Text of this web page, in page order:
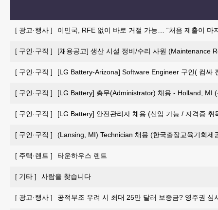
[ 광고·행사 ] 이민국, RFE 없이 바로 거절 가능… “처음 제출이 마
[ 구인·구직 ] [채용공고] 생산 시설 정비/수리 사원 (Maintenance
[ 구인·구직 ] [LG Battery-Arizona] Software Engineer 구인( 컴싸
[ 구인·구직 ] [LG Battery] 총무(Administrator) 채용 - Holland, MI
[ 구인·구직 ] [LG Battery] 안전관리자 채용 (신입 가능 / 자격증 취
[ 구인·구직 ] (Lansing, MI) Technician 채용 (한국출장교육기회제
[ 주택·렌트 ] 타운하우스 렌트
[ 기타 ] 사람을 찾습니다
[ 광고·행사 ] 공적부조 우려 시 최대 25만 달러 보증금? 영주권 심